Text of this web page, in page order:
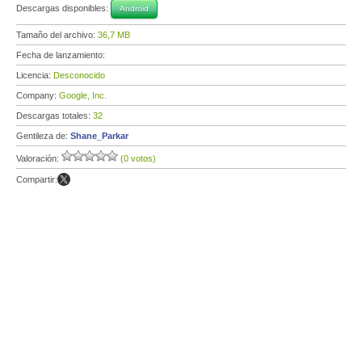
Descargas disponibles: Android
Tamaño del archivo: 36,7 MB
Fecha de lanzamiento:
Licencia: Desconocido
Company: Google, Inc.
Descargas totales: 32
Gentileza de: Shane_Parkar
Valoración: (0 votos)
Compartir: